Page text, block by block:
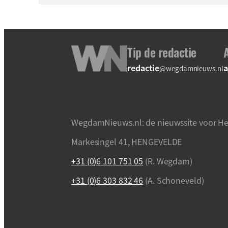
Tip de redactie
redactie@wegdamnieuws.nl
WegdamNieuws.nl: de nieuwssite voor
Markesingel 41, HENGEVELDE
+31 (0)6 101 751 05 (R. Wegdam)
+31 (0)6 303 832 46 (A. Schoneveld)